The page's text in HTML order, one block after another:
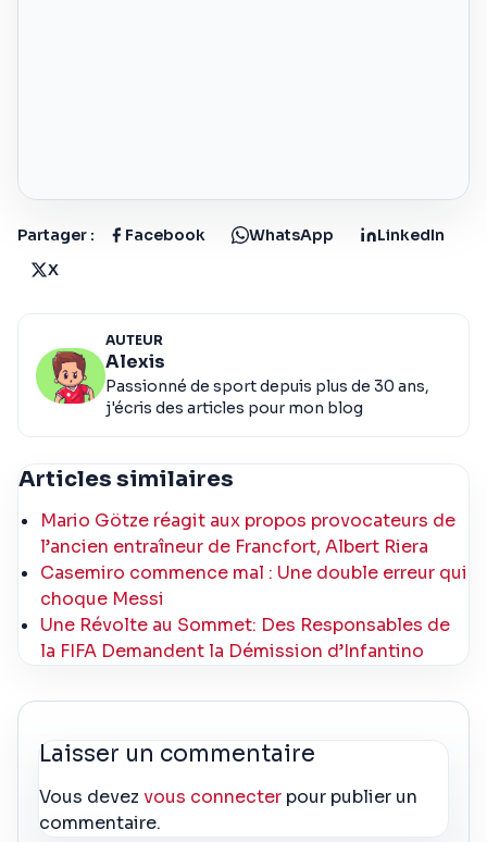
Partager : Facebook WhatsApp
LinkedIn
X
AUTEUR
Alexis
Passionné de sport depuis plus de 30 ans,
j'écris des articles pour mon blog
Articles similaires
Mario Götze réagit aux propos provocateurs de
l’ancien entraîneur de Francfort, Albert Riera
Casemiro commence mal : Une double erreur qui
choque Messi
Une Révolte au Sommet: Des Responsables de
la FIFA Demandent la Démission d’Infantino
Laisser un commentaire
Vous devezvous connecter pour publier un
commentaire.